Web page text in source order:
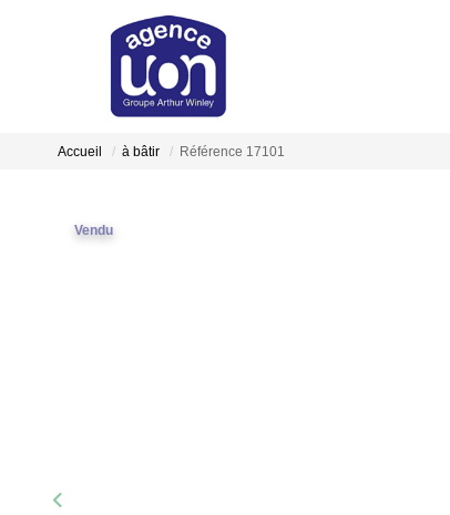
Accueil à bâtir Référence 17101
Vendu